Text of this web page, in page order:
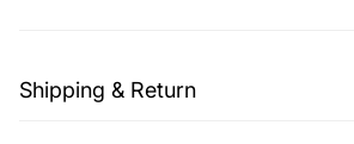
Shipping & Return